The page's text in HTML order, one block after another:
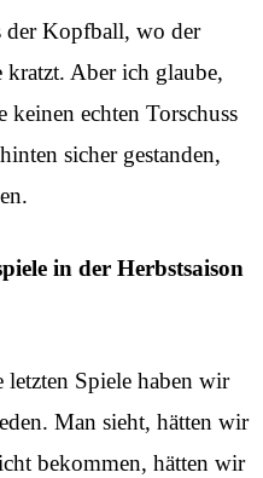
der Kopfball, wo der
Aber ich glaube,
keinen echten Torschuss
sicher gestanden,
in der Herbstsaison
Spiele haben wir
Man sieht, hätten wir
bekommen, hätten wir